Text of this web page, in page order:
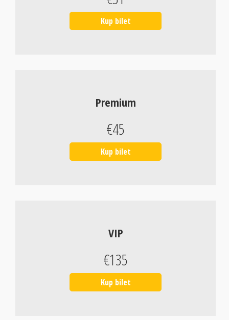
Kup bilet
Premium
€45
Kup bilet
VIP
€135
Kup bilet